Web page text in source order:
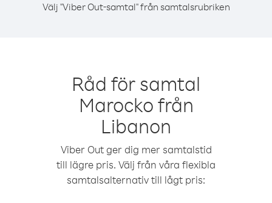
Välj "Viber Out-samtal" från samtalsrubriken
Råd för samtal
Marocko från
Libanon
Viber Out ger dig mer samtalstid
till lägre pris. Välj från våra flexibla
samtalsalternativ till lågt pris: